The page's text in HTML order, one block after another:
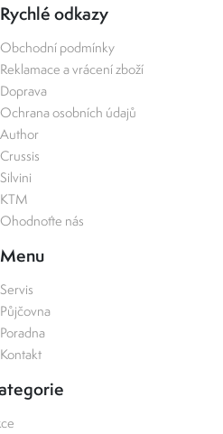
Rychlé odkazy
Obchodní podmínky
Reklamace a vrácení zboží
Doprava
Ochrana osobních údajů
Author
Crussis
Silvini
KTM
Ohodnoťte nás
Menu
Servis
Půjčovna
Poradna
Kontakt